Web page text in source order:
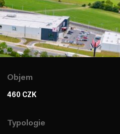
Objem
460 CZK
Typologie